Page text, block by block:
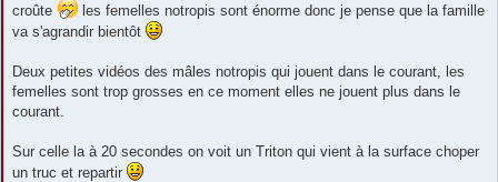
croûte
les femelles notropis sont énorme donc je pense que la famille
va s'agrandir bientôt
Deux petites vidéos des mâles notropis qui jouent dans le courant, les
femelles sont trop grosses en ce moment elles ne jouent plus dans le
courant.
Sur celle la à 20 secondes on voit un Triton qui vient à la surface choper
un truc et repartir